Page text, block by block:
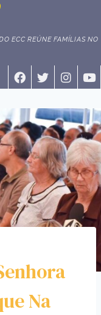
ECC REÚNE FAMÍLIAS NO
Na